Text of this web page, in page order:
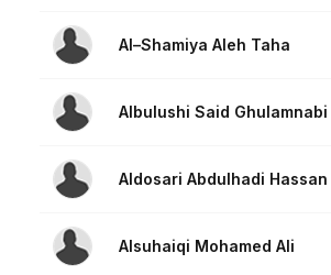
Al–Shamiya Aleh Taha
Albulushi Said Ghulamnabi
Aldosari Abdulhadi Hassan
Alsuhaiqi Mohamed Ali